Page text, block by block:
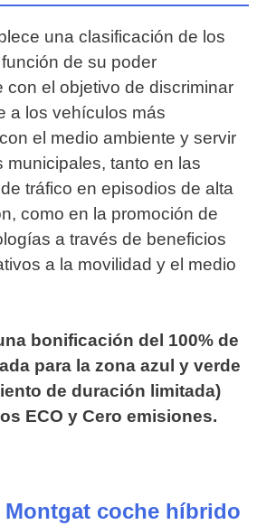
una clasificación de los
de su poder
con el objetivo de discriminar
a los vehículos más
el medio ambiente y servir
municipales, tanto en las
tráfico en episodios de alta
como en la promoción de
a través de beneficios
a la movilidad y el medio
bonificación del 100% de
para la zona azul y verde
de duración limitada)
ECO y Cero emisiones.
Montgat coche híbrido